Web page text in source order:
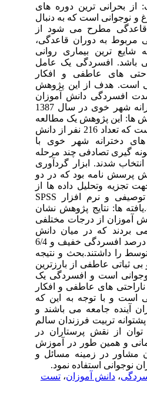
بحرانی ترین دوره های
و نوجوانی است که به دنبال
مطرح می شود از
مربوط به دوران قاعدگی،
ترین بیماری روانی
باشد. افسردگی یک عامل
های عاطفی و افکار
است. هدف از این پژوهش
افسردگی دانش آموزان
دبیرستان های دخترانه شهر خوی در سال 1387
ها: این پژوهش یک مطالعه
توصیفی - تحلیلی است که تعداد 216 نفر از دانش
دخترانه شهر خوی با
گیری تصادفی چند مرحله
شدند. ابزار گردآوری
پرسش نامه بود که در دو
وتحلیل داده ها از
روش های آماری توصیفی و نرم افزار SPSS
ها: نتایج پژوهش نشان
دانش آموزان از درجات مختلفی
بردند که در میان دانش
آموزان افسرده 16 درصد افسردگی خفیف و 6/4
را داشتند.بحث و نتیجه
ثباتی عاطفی از بارزترین
است و افسردگی یک
های عاطفی و افکار
و با توجه به این که
آینده جامعه می باشند و
تربیت فرزندان سالم
از نقش پرستاران در
و همین طور در آموزش
در زمینه مسائل و
نوجوانی استفاده نمود.
،دانش آموزان ،تست